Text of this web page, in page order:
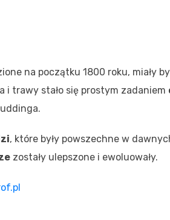
na początku 1800 roku, miały
i trawy stało się prostym zadaniem
, które były powszechne w
zostały ulepszone i ewoluowały.